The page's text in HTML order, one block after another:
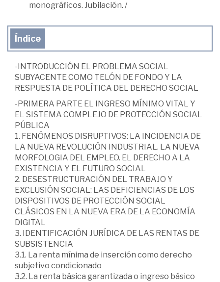
monográficos. Jubilación. /
Índice
-INTRODUCCIÓN EL PROBLEMA SOCIAL
SUBYACENTE COMO TELÓN DE FONDO Y LA
RESPUESTA DE POLÍTICA DEL DERECHO SOCIAL
-PRIMERA PARTE EL INGRESO MÍNIMO VITAL Y
EL SISTEMA COMPLEJO DE PROTECCIÓN SOCIAL
PÚBLICA
1. FENÓMENOS DISRUPTIVOS: LA INCIDENCIA DE
LA NUEVA REVOLUCIÓN INDUSTRIAL. LA NUEVA
MORFOLOGIA DEL EMPLEO. EL DERECHO A LA
EXISTENCIA Y EL FUTURO SOCIAL
2. DESESTRUCTURACIÓN DEL TRABAJO Y
EXCLUSIÓN SOCIAL: LAS DEFICIENCIAS DE LOS
DISPOSITIVOS DE PROTECCIÓN SOCIAL
CLÁSICOS EN LA NUEVA ERA DE LA ECONOMÍA
DIGITAL
3. IDENTIFICACIÓN JURÍDICA DE LAS RENTAS DE
SUBSISTENCIA
3.1. La renta mínima de inserción como derecho
subjetivo condicionado
3.2. La renta básica garantizada o ingreso básico